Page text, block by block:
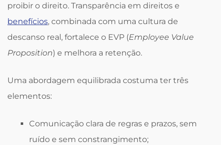
proibir o direito. Transparência em direitos e
benefícios, combinada com uma cultura de
descanso real, fortalece o EVP (Employee Value
Proposition) e melhora a retenção.
Uma abordagem equilibrada costuma ter três
elementos:
Comunicação clara de regras e prazos, sem
ruído e sem constrangimento;